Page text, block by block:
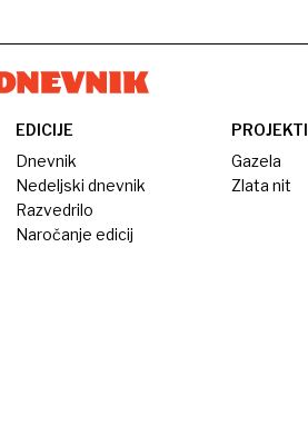
EDICIJE
Dnevnik
Nedeljski dnevnik
Razvedrilo
Naročanje edicij
PROJEKTI
Gazela
Zlata nit